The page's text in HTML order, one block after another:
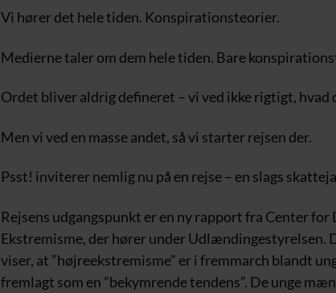
Vi hører det hele tiden. Konspirationsteorier.
Medierne taler om dem hele tiden. Bare
Ordet bliver aldrig defineret – vi ved ikke rigtigt, hvad
Men vi ved en masse andet, så vi starter rejsen der.
Psst! inviterer nemlig nu på en rejse – en slags
Rejsens udgangspunkt er en ny rapport fra Center
Ekstremisme, der hører under Udlændingestyrelsen.
viser, at ”højreekstremisme” er i fremmarch blandt
fremlagt som en ”bekymrende tendens”. De unge